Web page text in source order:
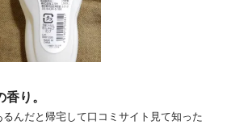
り。
んだと帰宅して口コミサイト見て知った